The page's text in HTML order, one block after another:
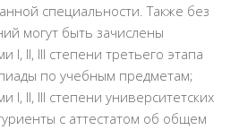
специальности. Также без
могут быть зачислены
I, II, III степени третьего этапа
по учебным предметам;
I, II, III степени университетских
с аттестатом об общем